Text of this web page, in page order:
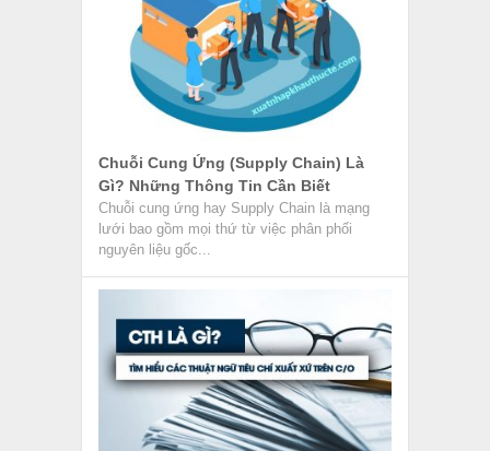
Chuỗi Cung Ứng (Supply Chain) Là
Gì? Những Thông Tin Cần Biết
Chuỗi cung ứng hay Supply Chain là mạng
lưới bao gồm mọi thứ từ việc phân phối
nguyên liệu gốc...